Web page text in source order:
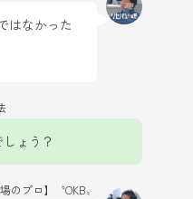
はなかった
ょう？
のプロ】〝OKB〟